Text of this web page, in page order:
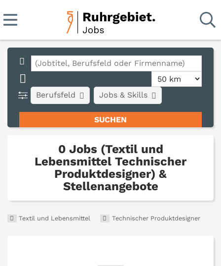
Berufsfeld Jobs & Skills
0 Jobs (Textil und
Lebensmittel Technischer
Produktdesigner) &
Stellenangebote
Textil und Lebensmittel Technischer Produktdesigner